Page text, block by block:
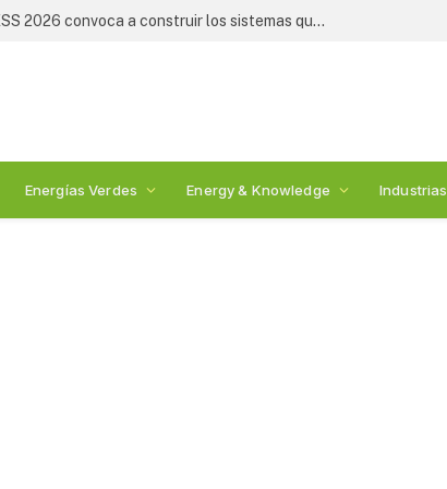
Crisis alimentaria: WESS 2026 convoca a construir los sistemas que alimentarán al mundo
Energías Verdes Energy & Knowledge Industrias